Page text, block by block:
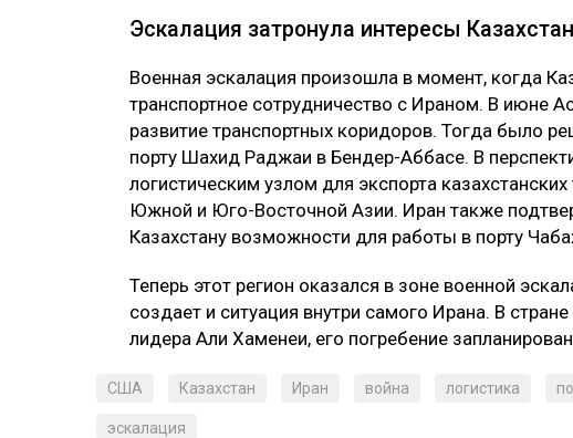
Эскалация затронула интересы
Военная эскалация произошла в момент, когда
транспортное сотрудничество с Ираном. В июне
развитие транспортных коридоров. Тогда было
порту Шахид Раджаи в Бендер-Аббасе. В
логистическим узлом для экспорта
Южной и Юго-Восточной Азии. Иран также
Казахстану возможности для работы в порту
Теперь этот регион оказался в зоне военной
создает и ситуация внутри самого Ирана. В
лидера Али Хаменеи, его погребение
США Казахстан Иран война логистика
эскалация